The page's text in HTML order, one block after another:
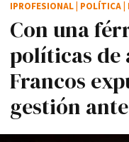
Con una
políticas de
Francos
gestión
IPROFESIONAL POLÍTICA